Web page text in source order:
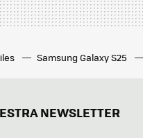
Samsung Galaxy S25
NEWSLETTER